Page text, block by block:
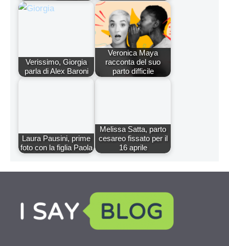
Verissimo, Giorgia
parla di Alex Baroni
Veronica Maya
racconta del suo
parto difficile
Laura Pausini, prime
foto con la figlia Paola
Melissa Satta, parto
cesareo fissato per il
16 aprile